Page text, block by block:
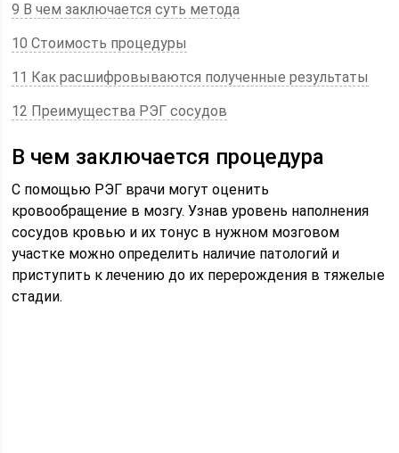
9 В чем заключается суть метода
10 Стоимость процедуры
11 Как расшифровываются полученные результаты
12 Преимущества РЭГ сосудов
В чем заключается процедура
С помощью РЭГ врачи могут оценить
кровообращение в мозгу. Узнав уровень наполнения
сосудов кровью и их тонус в нужном мозговом
участке можно определить наличие патологий и
приступить к лечению до их перерождения в тяжелые
стадии.